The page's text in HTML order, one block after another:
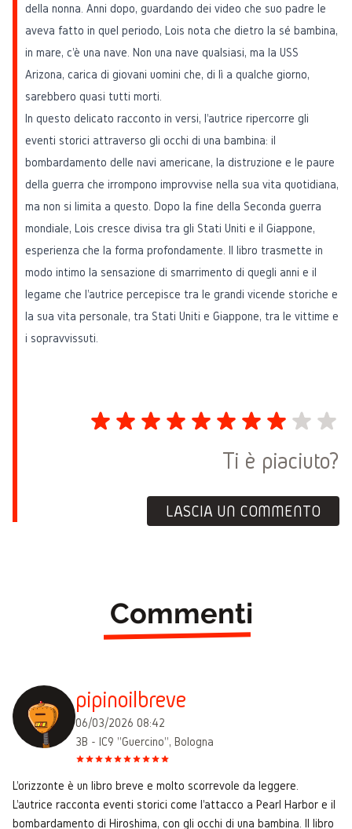
Ti è piaciuto?
LASCIA UN COMMENTO
della nonna. Anni dopo, guardando dei video che suo padre le
aveva fatto in quel periodo, Lois nota che dietro la sé bambina,
in mare, c'è una nave. Non una nave qualsiasi, ma la USS
Arizona, carica di giovani uomini che, di lì a qualche giorno,
sarebbero quasi tutti morti.
In questo delicato racconto in versi, l'autrice ripercorre gli
eventi storici attraverso gli occhi di una bambina: il
bombardamento delle navi americane, la distruzione e le paure
della guerra che irrompono improvvise nella sua vita quotidiana,
ma non si limita a questo. Dopo la fine della Seconda guerra
mondiale, Lois cresce divisa tra gli Stati Uniti e il Giappone,
esperienza che la forma profondamente. Il libro trasmette in
modo intimo la sensazione di smarrimento di quegli anni e il
legame che l'autrice percepisce tra le grandi vicende storiche e
la sua vita personale, tra Stati Uniti e Giappone, tra le vittime e
i sopravvissuti.
Commenti
pipinoilbreve
06/03/2026 08:42
3B - IC9 "Guercino", Bologna
L'orizzonte è un libro breve e molto scorrevole da leggere.
L'autrice racconta eventi storici come l'attacco a Pearl Harbor e il
bombardamento di Hiroshima, con gli occhi di una bambina. Il libro